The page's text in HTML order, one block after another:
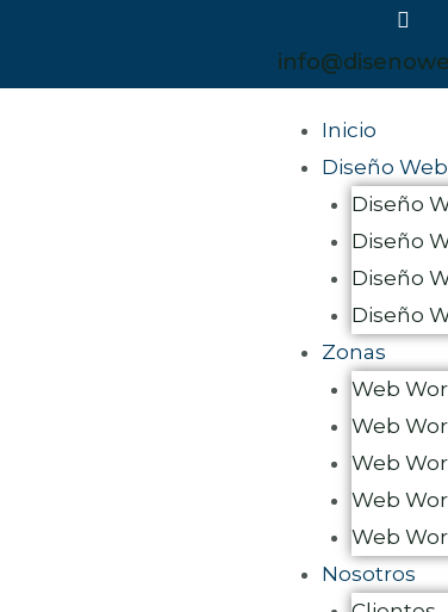
contenido
Inicio
Diseño Web
Diseño
Diseño
Diseño
Diseño
Zonas
Web
Web
Web
Web
Web
Nosotros
Menu